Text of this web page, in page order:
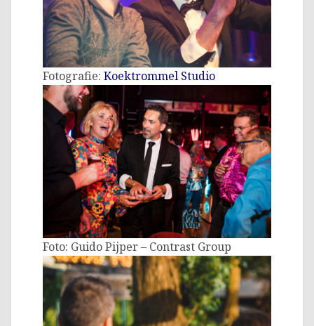
Fotografie: Koektrommel Studio
Foto: Guido Pijper – Contrast Group